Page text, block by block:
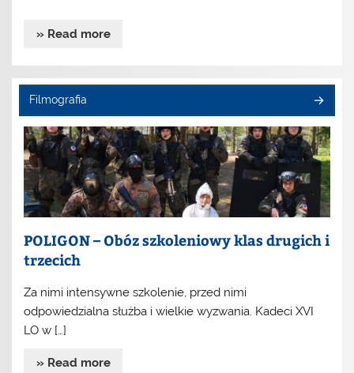
» Read more
Filmografia
POLIGON – Obóz szkoleniowy klas drugich i
trzecich
Za nimi intensywne szkolenie, przed nimi
odpowiedzialna służba i wielkie wyzwania. Kadeci XVI
LO w […]
» Read more